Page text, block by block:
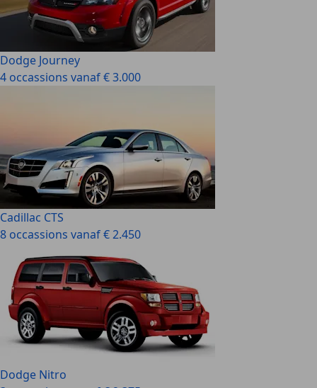
Dodge Journey
4 occassions vanaf € 3.000
Cadillac CTS
8 occassions vanaf € 2.450
Dodge Nitro